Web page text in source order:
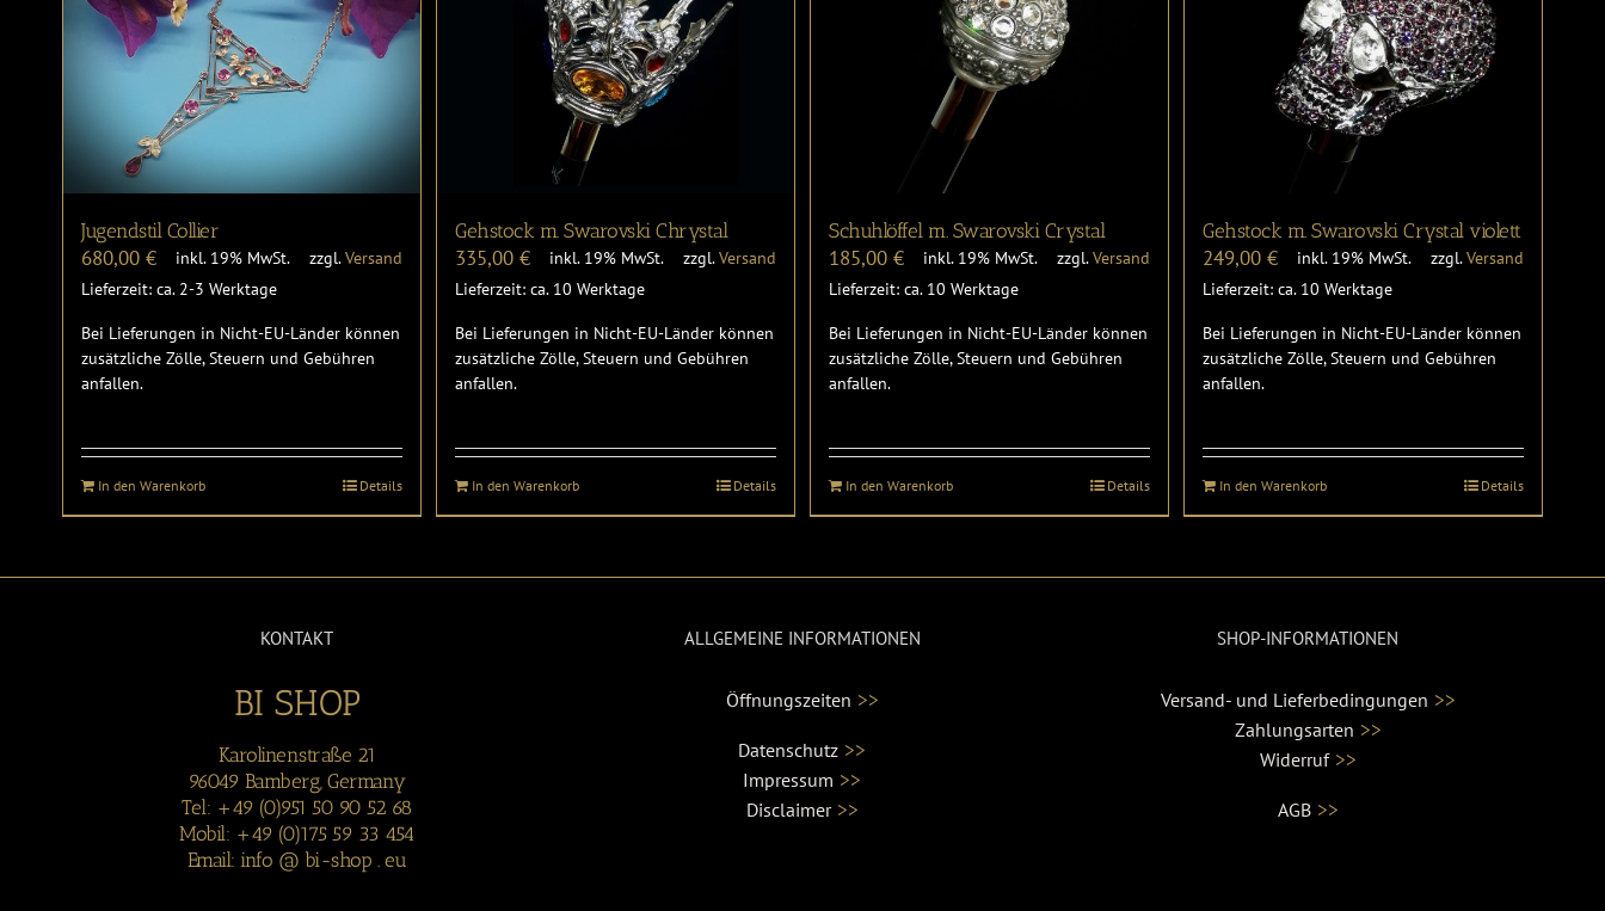
Jugendstil Collier
680,00 € inkl. 19% MwSt. zzgl.Versand
Lieferzeit: ca. 2-3 Werktage
Bei Lieferungen in Nicht-EU-Länder können
zusätzliche Zölle, Steuern und Gebühren
anfallen.
In den Warenkorb Details
Gehstock m. Swarovski Chrystal
335,00€ inkl. 19% MwSt. zzgl.Versand
Lieferzeit: ca. 10 Werktage
Bei Lieferungen in Nicht-EU-Länder können
zusätzliche Zölle, Steuern und Gebühren
anfallen.
In den Warenkorb Details
Schuhlöffel m. Swarovski Crystal
185,00€ inkl. 19% MwSt. zzgl.Versand
Lieferzeit: ca. 10 Werktage
Bei Lieferungen in Nicht-EU-Länder können
zusätzliche Zölle, Steuern und Gebühren
anfallen.
In den Warenkorb Details
Gehstock m. Swarovski Crystal violett
249,00€ inkl. 19% MwSt. zzgl.Versand
Lieferzeit: ca. 10 Werktage
Bei Lieferungen in Nicht-EU-Länder können
zusätzliche Zölle, Steuern und Gebühren
anfallen.
In den Warenkorb Details
KONTAKT
BI SHOP
Karolinenstraße 21
96049 Bamberg, Germany
Tel: +49 (0)951 50 90 52 68
Mobil: +49 (0)175 59 33 454
Email: info @ bi-shop . eu
ALLGEMEINE INFORMATIONEN
Öffnungszeiten >>
Datenschutz >>
Impressum >>
Disclaimer >>
SHOP-INFORMATIONEN
Versand- und Lieferbedingungen >>
Zahlungsarten >>
Widerruf >>
AGB >>